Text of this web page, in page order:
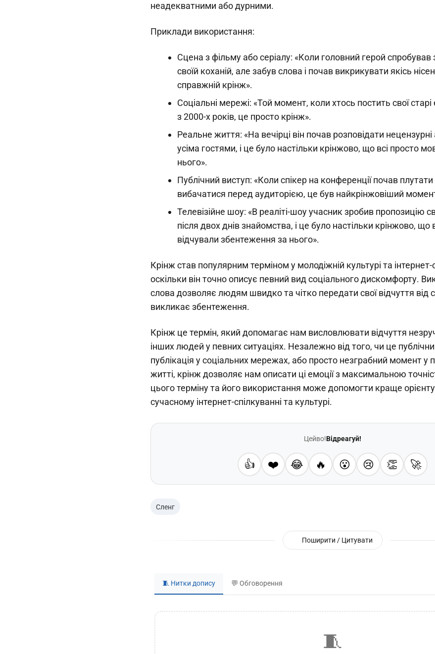
неадекватними або дурними.
Приклади використання:
Сцена з фільму або серіалу: «Коли головний герой спробував
своїй коханій, але забув слова і почав викрикувати якісь
справжній крінж».
Соціальні мережі: «Той момент, коли хтось постить свої
з 2000-х років, це просто крінж».
Реальне життя: «На вечірці він почав розповідати
усіма гостями, і це було настільки крінжово, що всі просто
нього».
Публічний виступ: «Коли спікер на конференції почав
вибачатися перед аудиторією, це був найкрінжовіший
Телевізійне шоу: «В реаліті-шоу учасник зробив пропозицію
після двох днів знайомства, і це було настільки крінжово, що
відчували збентеження за нього».
Крінж став популярним терміном у молодіжній культурі та інтернет-
оскільки він точно описує певний вид соціального дискомфорту.
слова дозволяє людям швидко та чітко передати свої відчуття від
викликає збентеження.
Крінж це термін, який допомагає нам висловлювати відчуття
інших людей у певних ситуаціях. Незалежно від того, чи це
публікація у соціальних мережах, або просто незграбний момент у
житті, крінж дозволяє нам описати ці емоції з максимальною
цього терміну та його використання може допомогти краще
сучасному інтернет-спілкуванні та культурі.
Цейво!Відреагуй!
👍 ❤️ 😂 🔥 😮 😢 👏 🚀
Сленг
Поширити / Цитувати
🧵 Нитки допису 💬 Обговорення
🧵